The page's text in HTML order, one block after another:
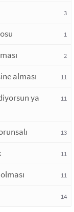
3
1
2
alması 11
ya
11
13
11
11
14